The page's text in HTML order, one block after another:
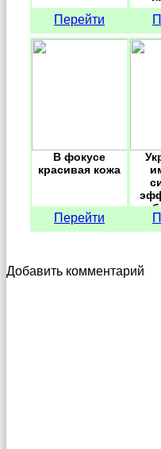
Перейти
В фокусе
красивая кожа
Перейти
Добавить комментарий